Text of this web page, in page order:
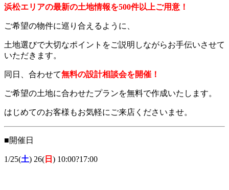
浜松エリアの最新の土地情報を500件以上ご用意！
ご希望の物件に巡り合えるように、
土地選びで大切なポイントをご説明しながらお手伝いさせて
いただきます。
同日、合わせて無料の設計相談会を開催！
ご希望の土地に合わせたプランを無料で作成いたします。
はじめてのお客様もお気軽にご来店くださいませ。
■開催日
1/25(土) 26( 日 ) 10:00?17:00